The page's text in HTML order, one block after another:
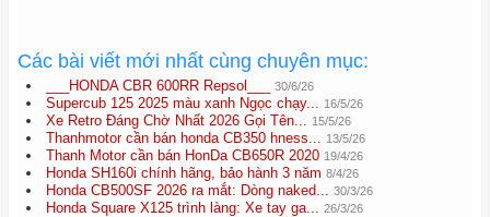
Các bài viết mới nhất cùng chuyên mục:
___HONDA CBR 600RR Repsol___ 30/6/26
Supercub 125 2025 màu xanh Ngọc chạy... 16/5/26
Xe Retro Đáng Chờ Nhất 2026 Gọi Tên... 15/5/26
Thanhmotor cần bán honda CB350 hness... 13/5/26
Thanh Motor cần bán HonDa CB650R 2020 19/4/26
Honda SH160i chính hãng, bảo hành 3 năm 8/4/26
Honda CB500SF 2026 ra mắt: Dòng naked... 30/3/26
Honda Square X125 trình làng: Xe tay ga... 26/3/26